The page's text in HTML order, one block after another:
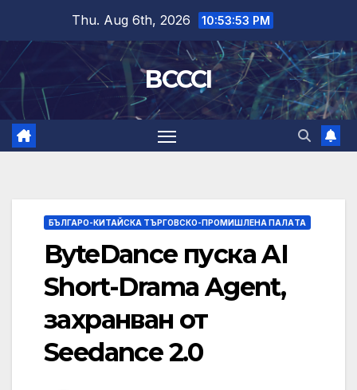
content
Thu. Aug 6th, 2026 10:53:54 PM
BCCCI
БЪЛГАРО-КИТАЙСКА ТЪРГОВСКО-ПРОМИШЛЕНА ПАЛAТА
ByteDance пуска AI
Short-Drama Agent,
захранван от
Seedance 2.0